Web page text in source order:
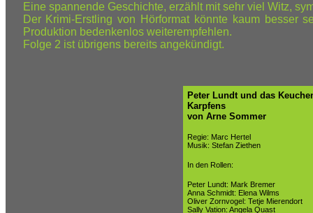
Eine spannende Geschichte, erzählt mit sehr viel Witz,
Der Krimi-Erstling von Hörformat könnte kaum besser
Produktion bedenkenlos weiterempfehlen.
Folge 2 ist übrigens bereits angekündigt.
Peter Lundt und das
Karpfens
von Arne Sommer
Regie: Marc Hertel
Musik: Stefan Ziethen
In den Rollen:
Peter Lundt: Mark Bremer
Anna Schmidt: Elena Wilms
Oliver Zornvogel: Tetje Mierendort
Sally Vation: Angela Quast